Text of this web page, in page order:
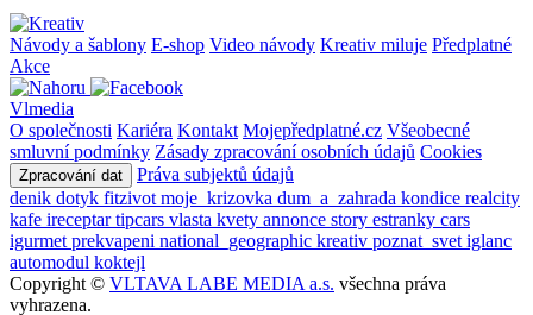
Návody a šablony E-shop Video návody Kreativ miluje Předplatné
Akce
Vlmedia
O společnosti Kariéra Kontakt Mojepředplatné.cz Všeobecné
smluvní podmínky Zásady zpracování osobních údajů Cookies
Zpracování dat
Práva subjektů údajů
denik dotyk fitzivot moje_krizovka dum_a_zahrada kondice realcity
kafe ireceptartipcars vlasta kvety annonce story estranky cars
igurmet prekvapeni national_geographic kreativ poznat_svet iglanc
automodul koktejl
Copyright © VLTAVA LABE MEDIA a.s. všechna práva
vyhrazena.